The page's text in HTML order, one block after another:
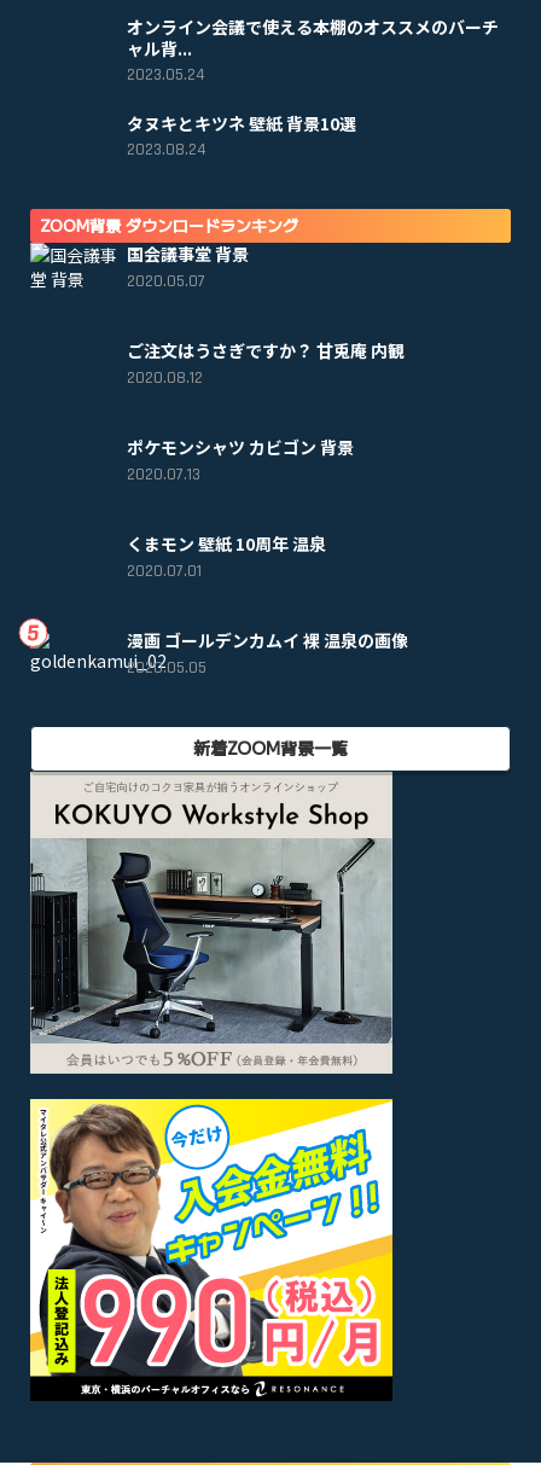
オンライン会議で使える本棚のオススメのバーチ
ャル背...
2023.05.24
タヌキとキツネ 壁紙 背景10選
2023.08.24
ZOOM背景 ダウンロードランキング
国会議事堂 背景
2020.05.07
ご注文はうさぎですか？ 甘兎庵 内観
2020.08.12
ポケモンシャツ カビゴン 背景
2020.07.13
くまモン 壁紙 10周年 温泉
2020.07.01
漫画 ゴールデンカムイ 裸 温泉の画像
2020.05.05
新着ZOOM背景一覧